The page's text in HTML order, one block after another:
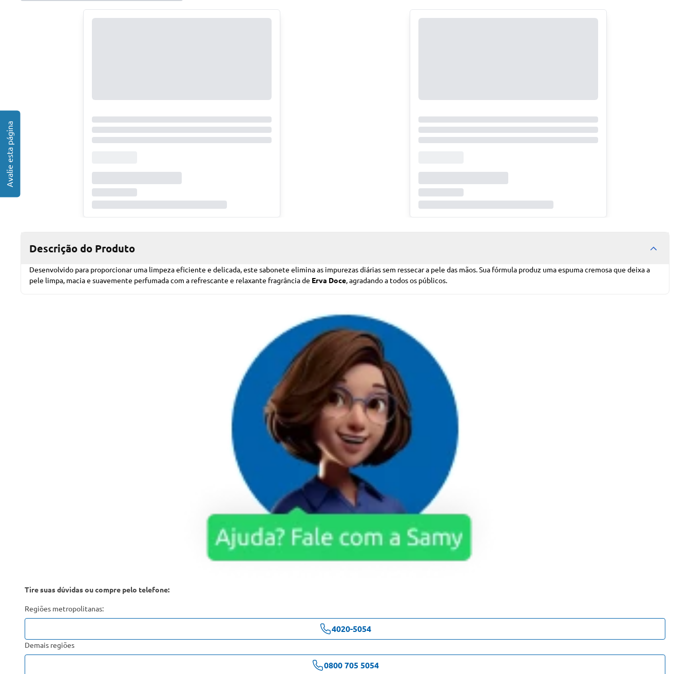
Descrição do Produto
Desenvolvido para proporcionar uma limpeza eficiente e delicada, este sabonete elimina as impurezas diárias sem ressecar a pele das mãos. Sua fórmula produz uma espuma cremosa que deixa a
pele limpa, macia e suavemente perfumada com a refrescante e relaxante fragrância de Erva Doce, agradando a todos os públicos.
Tire suas dúvidas ou compre pelo telefone:
Regiões metropolitanas:
4020-5054
Demais regiões
0800 705 5054